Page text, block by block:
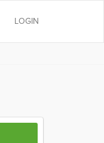
LOGIN